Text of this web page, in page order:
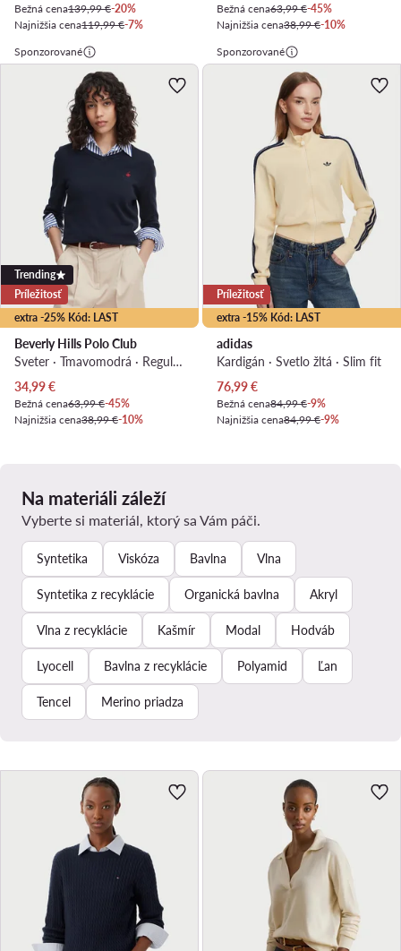
Bežná cena139,99 €-20%
Najnižšia cena119,99 €-7%
Bežná cena63,99 €-45%
Najnižšia cena38,99 €-10%
Sponzorované
extra -25% Kód: LAST
Trending
Príležitosť
Beverly Hills Polo Club
Sveter · Tmavomodrá · Regular fit
Aktuálna cena
34,99€
Bežná cena63,99 €-45%
Najnižšia cena38,99 €-10%
Sponzorované
extra -15% Kód: LAST
Príležitosť
adidas
Kardigán · Svetlo žltá · Slim fit
Aktuálna cena
76,99€
Bežná cena84,99 €-9%
Najnižšia cena84,99 €-9%
Na materiáli záleží
Vyberte si materiál, ktorý sa Vám páči.
Syntetika Viskóza Bavlna Vlna
Syntetika z recyklácie Organická bavlna Akryl
Vlna z recyklácie Kašmír Modal Hodváb
Lyocell Bavlna z recyklácie Polyamid Ľan
Tencel Merino priadza